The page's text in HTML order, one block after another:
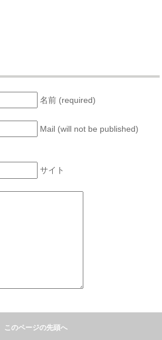
名前 (required)
Mail (will not be published)
サイト
このページの先頭へ